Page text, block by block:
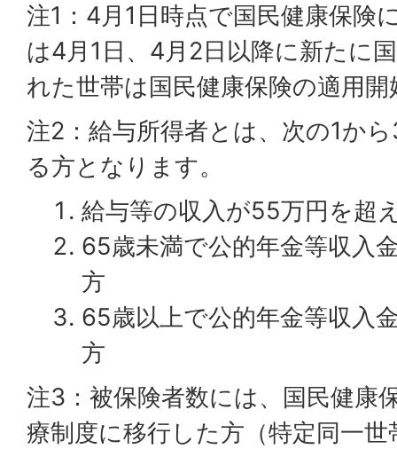
注1：4月1日時点で国民健康保険
は4月1日、4月2日以降に新たに
れた世帯は国民健康保険の適用
注2：給与所得者とは、次の1か
る方となります。
給与等の収入が55万円を超
65歳未満で公的年金等収入
方
65歳以上で公的年金等収入
方
注3：被保険者数には、国民健康
療制度に移行した方（特定同一